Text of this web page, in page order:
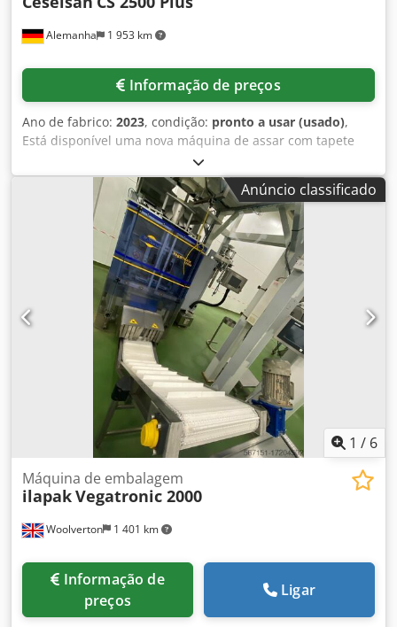
Alemanha 1 953 km
Informação de preços
Ano de fabrico: 2023, condição: pronto a usar (usado),
Está disponível uma nova máquina de assar com tapete
para frutos secos na indústria alimentar. Combustível:
diesel/eletricidade/gás/GPL, potência: 2kW, dimensões da
máquina X/Y/Z: aprox. 3600mm/1900mm/1950mm, horas
de funcionamento: 31h. Capacidade de torrefação por
hora: avelãs: 160kg, amendoins sem casca: 150kg,
amendoins sem casca: 35kg, pistácios sem casca: 90kg,
sementes de girassol: 70kg, sementes de abóbora: 70kg,
amêndoas: 120kg, castanhas de caju: 150kg, grão-de-bico:
120kg. Inclui saleiro com uma capacidade de 35 kg e
máquina de lavar de alta pressão totalmente automática.
Documentação disponível. Possibilidade de inspeção no
local. Cjdpsu Ei Utefx Abljha
Anúncio classificado
1 / 6
Woolverton 1 401 km
Máquina de embalagem
ilapakVegatronic 2000
preços
Ligar